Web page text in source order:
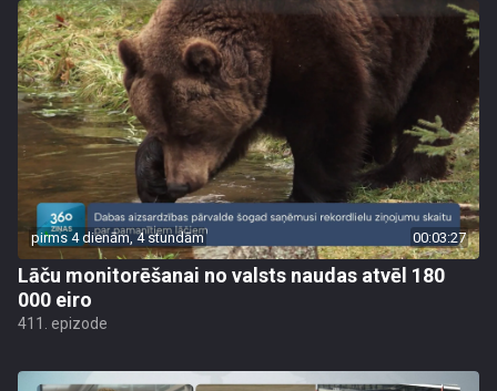
pirms 4 dienām, 4 stundām 00:03:27
Lāču monitorēšanai no valsts naudas atvēl 180
000 eiro
411. epizode